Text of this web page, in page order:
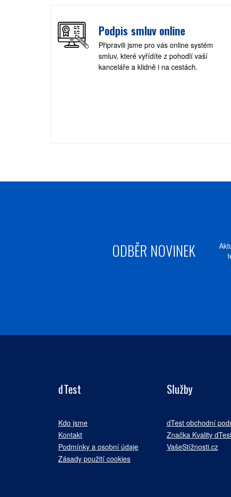
Podpis smluv online
Připravili jsme pro vás online systém
smluv, které vyřídíte z pohodlí vaší
kanceláře a klidně i na cestách.
ODBĚR NOVINEK
dTest
Kdo jsme
Kontakt
Podmínky a osobní údaje
Zásady použití cookies
Služby
dTest obchodní
Značka Kvality
VašeStížnosti.cz